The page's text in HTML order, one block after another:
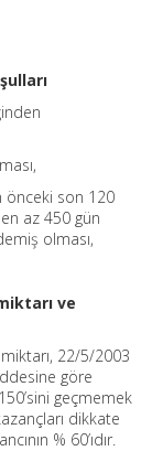
önceki son 120
az 450 gün
olması,
ve
22/5/2003
göre
geçmemek
dikkate
% 60’ıdır.